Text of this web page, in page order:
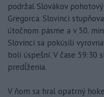
podržal Slovákov
Gregorca. Slovinci
útočnom pásme a v 50.
Slovinci sa pokúsili
boli úspešní. V čase 59:30
predĺženia.
V ňom sa hral opatrný